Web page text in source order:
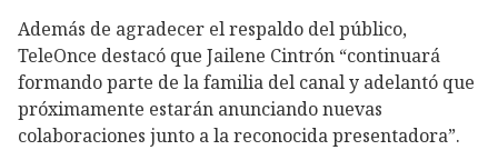
Además de agradecer el respaldo del público,
TeleOnce destacó que Jailene Cintrón “continuará
formando parte de la familia del canal y adelantó que
próximamente estarán anunciando nuevas
colaboraciones junto a la reconocida presentadora”.